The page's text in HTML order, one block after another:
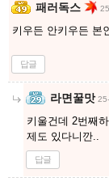
패러독스
키우든 안키우든 본
답글
라면꿀맛
키울건데 2번째
제도 있다니깐..
답글